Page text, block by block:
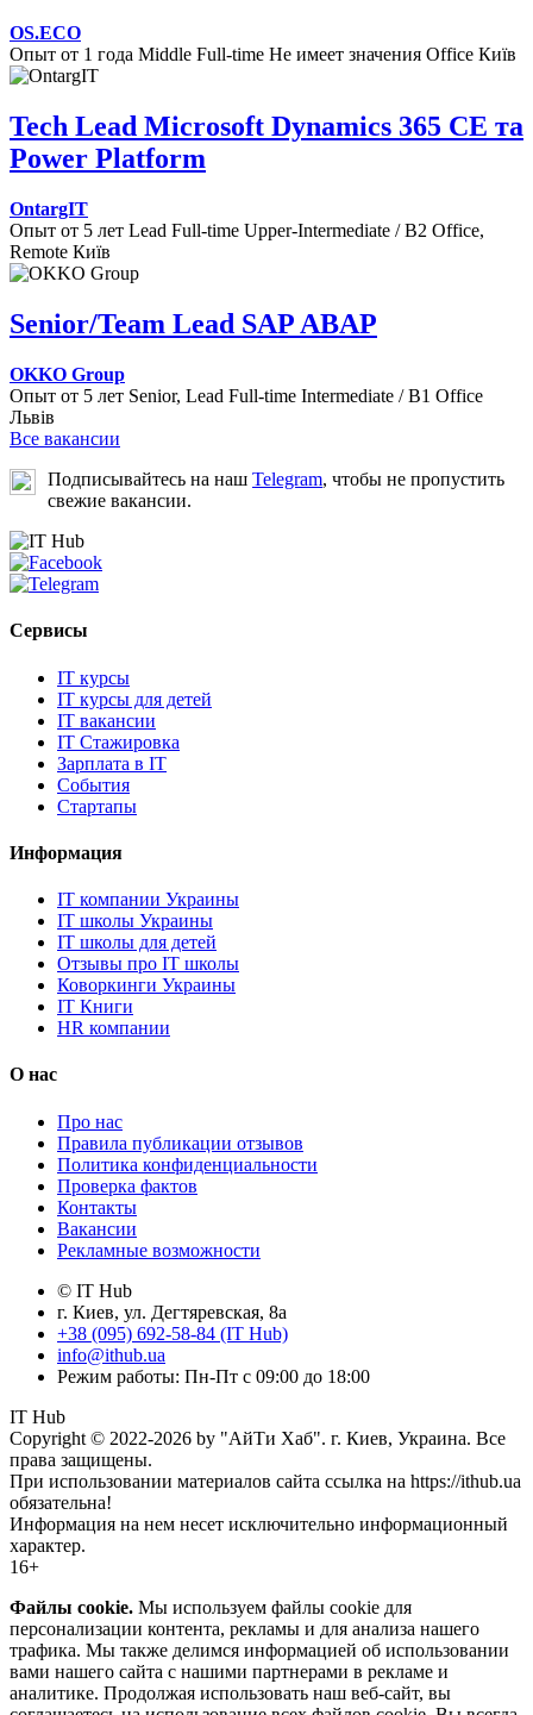
OS.ECO
Опыт от 1 года Middle Full-time Не имеет значения Office Київ
Tech Lead Microsoft Dynamics 365 CE та
Power Platform
OntargIT
Опыт от 5 лет Lead Full-time Upper-Intermediate / B2 Office,
Remote Київ
Senior/Team Lead SAP ABAP
OKKO Group
Опыт от 5 лет Senior, Lead Full-time Intermediate / B1 Office
Львів
Все вакансии
Подписывайтесь на наш Telegram, чтобы не пропустить
свежие вакансии.
Сервисы
IT курсы
IT курсы для детей
IT вакансии
IT Стажировка
Зарплата в IT
События
Стартапы
Информация
IT компании Украины
IT школы Украины
IT школы для детей
Отзывы про IT школы
Коворкинги Украины
IT Книги
HR компании
О нас
Про нас
Правила публикации отзывов
Политика конфиденциальности
Проверка фактов
Контакты
Вакансии
Рекламные возможности
© IT Hub
г. Киев, ул. Дегтяревская, 8а
+38 (095) 692-58-84 (IT Hub)
info@ithub.ua
Режим работы: Пн-Пт с 09:00 до 18:00
IT Hub
Copyright © 2022-2026 by "АйТи Хаб". г. Киев, Украина. Все
права защищены.
При использовании материалов сайта ссылка на https://ithub.ua
обязательна!
Информация на нем несет исключительно информационный
характер.
16+
Файлы cookie. Мы используем файлы cookie для
персонализации контента, рекламы и для анализа нашего
трафика. Мы также делимся информацией об использовании
вами нашего сайта с нашими партнерами в рекламе и
аналитике. Продолжая использовать наш веб-сайт, вы